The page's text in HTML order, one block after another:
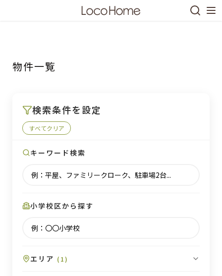
物件一覧
検索条件を設定
すべてクリア
キーワード検索
小学校区から探す
エリア ( 1)